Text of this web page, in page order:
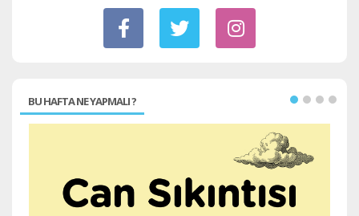
BU HAFTA NE YAPMALI ?